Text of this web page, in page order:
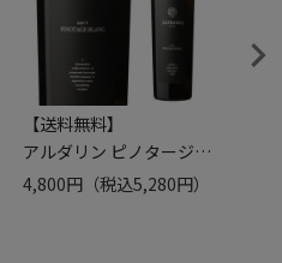
【送料無料】
アルダリン ピノタージュ
ブラン 2024 750ml
4,800円 （税込5,280円）